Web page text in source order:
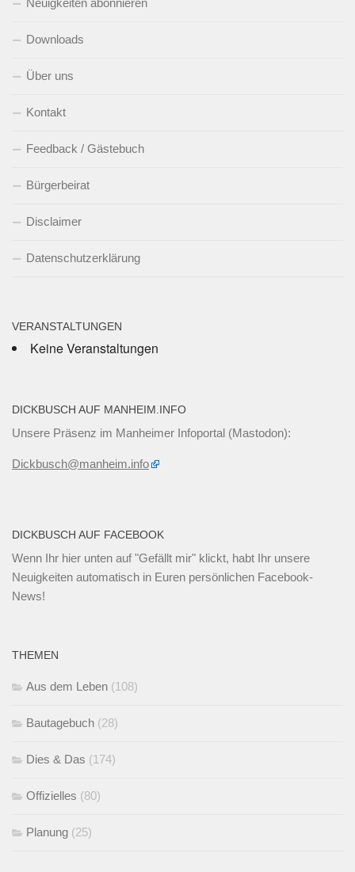
Neuigkeiten abonnieren
Downloads
Über uns
Kontakt
Feedback / Gästebuch
Bürgerbeirat
Disclaimer
Datenschutzerklärung
VERANSTALTUNGEN
Keine Veranstaltungen
DICKBUSCH AUF MANHEIM.INFO
Unsere Präsenz im Manheimer Infoportal (Mastodon):
Dickbusch@manheim.info
DICKBUSCH AUF FACEBOOK
Wenn Ihr hier unten auf "Gefällt mir" klickt, habt Ihr unsere
Neuigkeiten automatisch in Euren persönlichen Facebook-
News!
THEMEN
Aus dem Leben (108)
Bautagebuch (28)
Dies & Das (174)
Offizielles (80)
Planung (25)